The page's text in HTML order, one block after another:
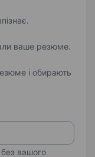
ваше резюме.
і обирають
без вашого